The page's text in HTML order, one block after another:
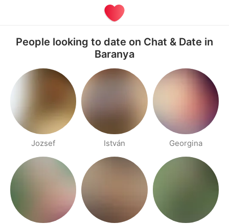
People looking to date on Chat & Date in
Baranya
Jozsef István Georgina